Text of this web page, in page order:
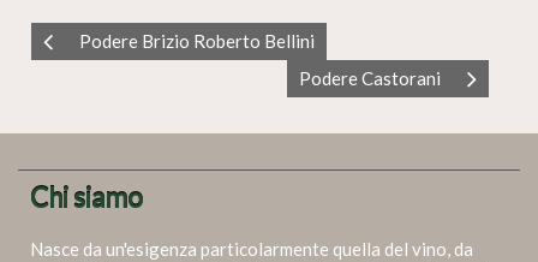
Podere Brizio Roberto Bellini
Podere Castorani
Chi siamo
Nasce da un'esigenza particolarmente quella del vino, da